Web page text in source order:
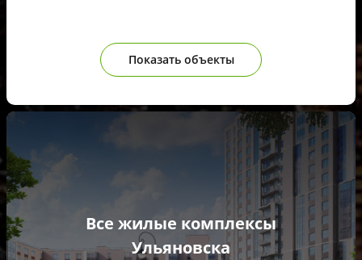
Показать объекты
Все жилые комплексы
Ульяновска